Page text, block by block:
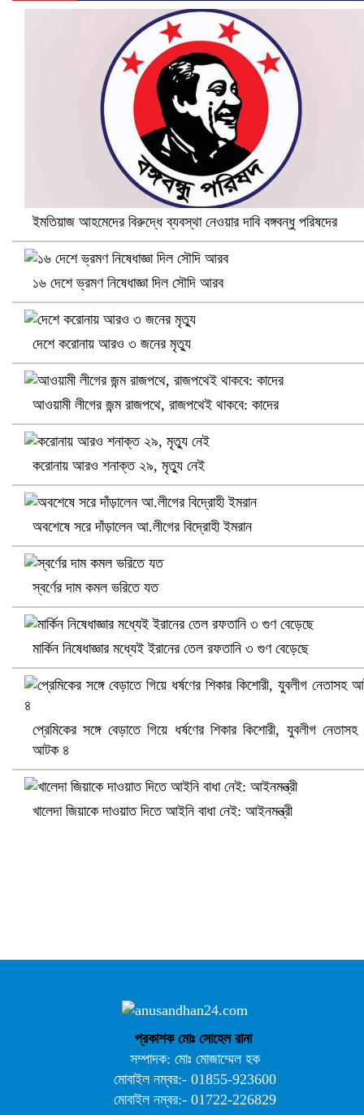
নানা সংকটে রিক্রুটিং এজেন্সি, হুমকির মুখে শ্রম রপ্তানি
খুলনায় বিএনপি অফিসে গুলি-বোমা হামলা, নিহত ১
প্রোটিয়াদের হারিয়ে বিশ্বকাপের শিরোপা ঘরে তুলল ভারত
সৌদিতে ব্যাপক ধরপাকড়, এক সপ্তাহেই ২১ হাজারের বেশি গ্রেপ্তার
ইমতিয়াজ আহমেদের বিরুদ্ধে ব্যবস্থা নেওয়ার দাবি বঙ্গবন্ধু পরিষদের
১৬ দেশে ভ্রমণ নিষেধাজ্ঞা দিল সৌদি আরব
দেশে করোনায় আরও ৩ জনের মৃত্যু
আওয়ামী লীগের জন্ম রাজপথে, রাজপথেই থাকবে: কাদের
করোনায় আরও শনাক্ত ২৯, মৃত্যু নেই
অবশেষে সরে দাঁড়ালেন আ.লীগের বিদ্রোহী ইমরান
স্বর্ণের দাম কমল ভরিতে যত
মার্কিন নিষেধাজ্ঞার মধ্যেই ইরানের তেল রফতানি ৩ গুণ বেড়েছে
প্রেমিকের সঙ্গে বেড়াতে গিয়ে ধর্ষণের শিকার কিশোরী, যুবলীগ নেতাসহ
আটক ৪
খালেদা জিয়াকে দাওয়াত দিতে আইনি বাধা নেই: আইনমন্ত্রী
প্রকাশক মোঃ সোহেল রানা
সম্পাদক: মোঃ মোজাম্মেল হক
মোবাইল নম্বর:- 01855-923600
মোবাইল নম্বর:- 01722-226829